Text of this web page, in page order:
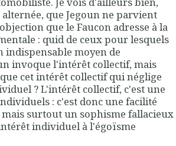
que Jegoun ne parvient
que le Faucon adresse à la
: quid de ceux pour lesquels
indispensable moyen de
invoque l'intérêt collectif, mais
cet intérêt collectif qui néglige
? L'intérêt collectif, c'est une
: c'est donc une facilité
surtout un sophisme fallacieux
individuel à l'égoïsme